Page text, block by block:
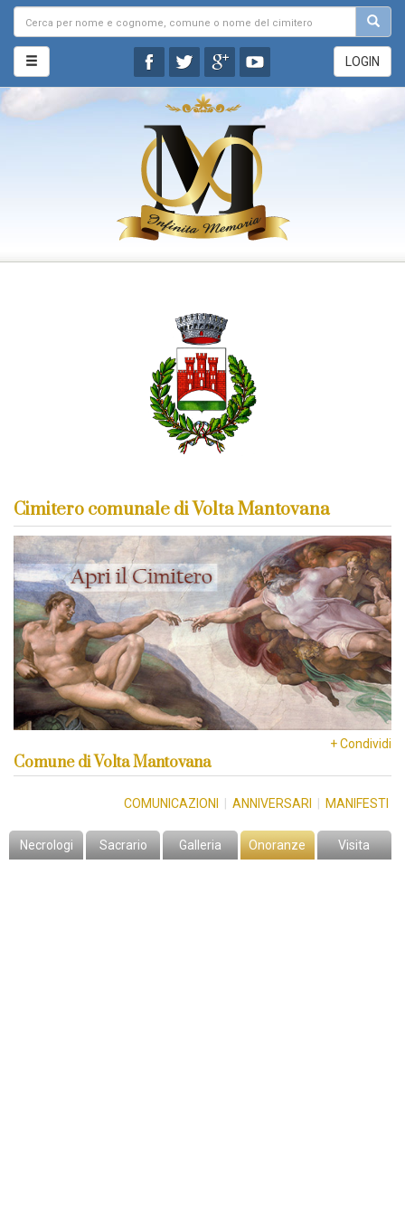
LOGIN
Cimitero comunale di Volta Mantovana
+ Condividi
Comune di Volta Mantovana
COMUNICAZIONI ANNIVERSARI MANIFESTI
Necrologi Sacrario Galleria Onoranze Visita